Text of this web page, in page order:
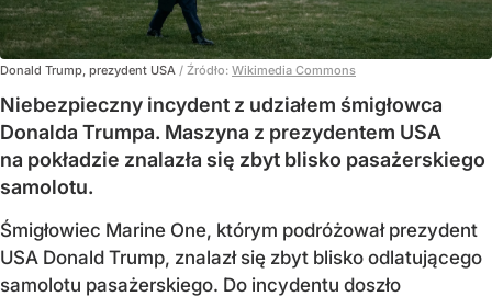
Donald Trump, prezydent USA / Źródło: Wikimedia Commons
Niebezpieczny incydent z udziałem śmigłowca
Donalda Trumpa. Maszyna z prezydentem USA
na pokładzie znalazła się zbyt blisko pasażerskiego
samolotu.
Śmigłowiec Marine One, którym podróżował prezydent
USA Donald Trump, znalazł się zbyt blisko odlatującego
samolotu pasażerskiego. Do incydentu doszło